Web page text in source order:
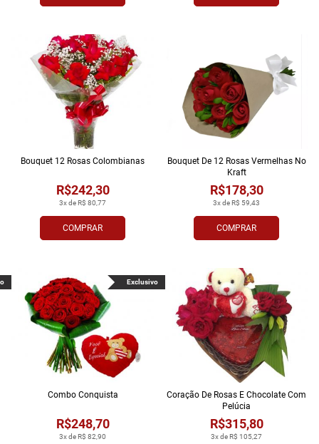
COMPRAR
3x de R$ 80,77
R$242,30
Bouquet 12 Rosas Colombianas
COMPRAR
3x de R$ 59,43
R$178,30
Bouquet De 12 Rosas Vermelhas No
Kraft
3x de R$ 82,90
R$248,70
Combo Conquista
Exclusivo
3x de R$ 105,27
R$315,80
Coração De Rosas E Chocolate Com
Pelúcia